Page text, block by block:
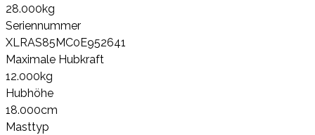
28.000kg
Seriennummer
XLRAS85MC0E952641
Maximale Hubkraft
12.000kg
Hubhöhe
18.000cm
Masttyp